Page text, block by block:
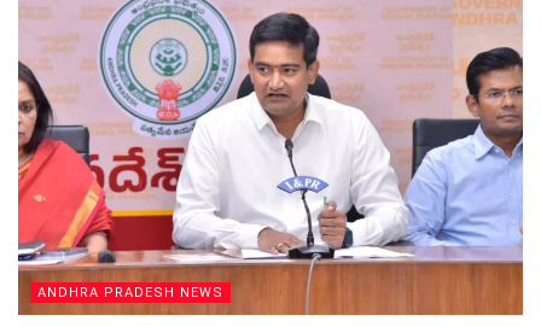
ANDHRA PRADESH NEWS